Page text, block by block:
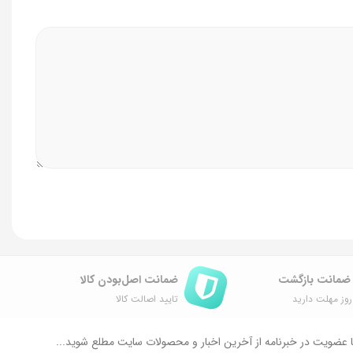
مهلت دارید
ضمانت اصل‌بودن کالا
تایید اصالت کالا
عضویت در خبرنامه از آخرین اخبار و محصولات سایت مطلع شوید...